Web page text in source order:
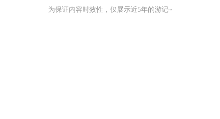
为保证内容时效性，仅展示近5年的游记~